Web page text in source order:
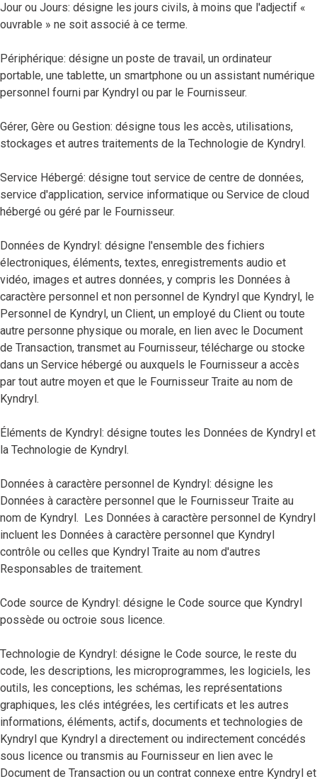
Jour ou Jours: désigne les jours civils, à moins que l'adjectif «
ouvrable » ne soit associé à ce terme.
Périphérique: désigne un poste de travail, un ordinateur
portable, une tablette, un smartphone ou un assistant numérique
personnel fourni par Kyndryl ou par le Fournisseur.
Gérer, Gère ou Gestion: désigne tous les accès, utilisations,
stockages et autres traitements de la Technologie de Kyndryl.
Service Hébergé: désigne tout service de centre de données,
service d'application, service informatique ou Service de cloud
hébergé ou géré par le Fournisseur.
Données de Kyndryl: désigne l'ensemble des fichiers
électroniques, éléments, textes, enregistrements audio et
vidéo, images et autres données, y compris les Données à
caractère personnel et non personnel de Kyndryl que Kyndryl, le
Personnel de Kyndryl, un Client, un employé du Client ou toute
autre personne physique ou morale, en lien avec le Document
de Transaction, transmet au Fournisseur, télécharge ou stocke
dans un Service hébergé ou auxquels le Fournisseur a accès
par tout autre moyen et que le Fournisseur Traite au nom de
Kyndryl.
Éléments de Kyndryl: désigne toutes les Données de Kyndryl et
la Technologie de Kyndryl.
Données à caractère personnel de Kyndryl: désigne les
Données à caractère personnel que le Fournisseur Traite au
nom de Kyndryl. Les Données à caractère personnel de Kyndryl
incluent les Données à caractère personnel que Kyndryl
contrôle ou celles que Kyndryl Traite au nom d'autres
Responsables de traitement.
Code source de Kyndryl: désigne le Code source que Kyndryl
possède ou octroie sous licence.
Technologie de Kyndryl: désigne le Code source, le reste du
code, les descriptions, les microprogrammes, les logiciels, les
outils, les conceptions, les schémas, les représentations
graphiques, les clés intégrées, les certificats et les autres
informations, éléments, actifs, documents et technologies de
Kyndryl que Kyndryl a directement ou indirectement concédés
sous licence ou transmis au Fournisseur en lien avec le
Document de Transaction ou un contrat connexe entre Kyndryl et